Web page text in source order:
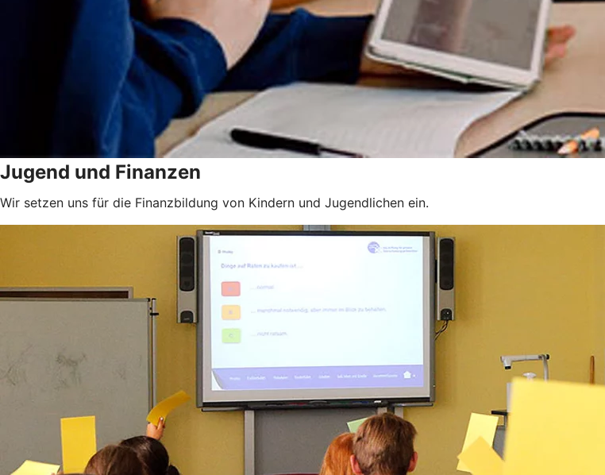
Jugend und Finanzen
Wir setzen uns für die Finanzbildung von Kindern und Jugendlichen ein.